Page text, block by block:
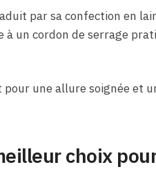
par sa confection en
un cordon de serrage
une allure soignée et
choix